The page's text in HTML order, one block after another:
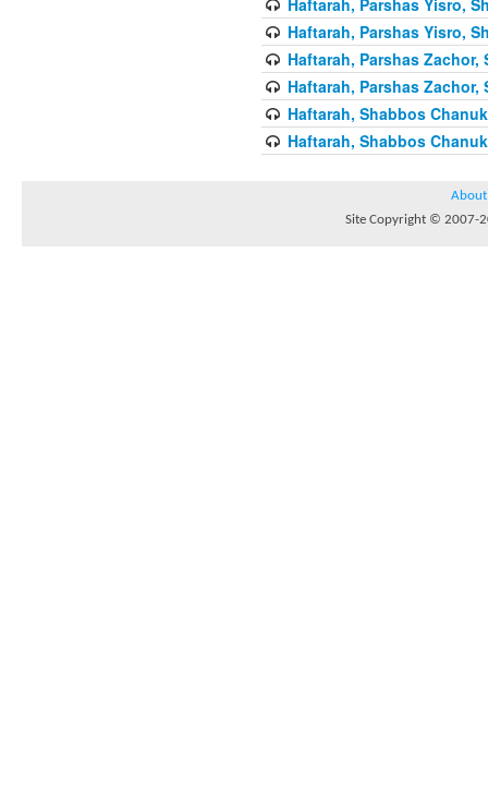
Haftarah, Parshas Yisro,
Haftarah, Parshas Zachor,
Haftarah, Parshas Zachor,
Haftarah, Shabbos
Haftarah, Shabbos
About
Site Copyright © 2007-